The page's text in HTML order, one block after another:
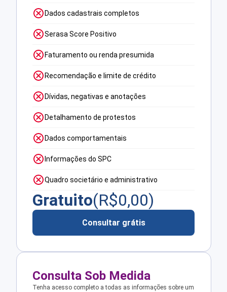
Dados cadastrais completos
Serasa Score Positivo
Faturamento ou renda presumida
Recomendação e limite de crédito
Dívidas, negativas e anotações
Detalhamento de protestos
Dados comportamentais
Informações do SPC
Quadro societário e administrativo
Gratuito(R$0,00)
Consultar grátis
Consulta Sob Medida
Tenha acesso completo a todas as informações sobre um